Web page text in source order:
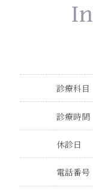
診療科目
診療時間
休診日
電話番号